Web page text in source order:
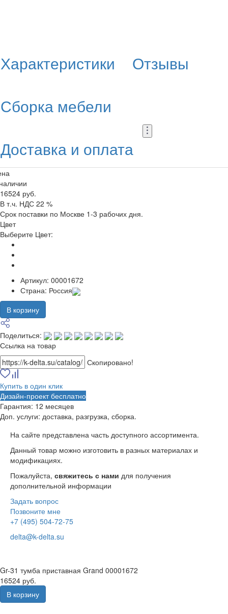
Характеристики
Отзывы
Сборка мебели
Доставка и оплата
16524 руб.
В т.ч. НДС 22 %
Срок поставки по Москве 1-3 рабочих дня.
Цвет
Выберите Цвет:
Артикул: 00001672
Страна: Россия
В корзину
Поделиться:
Ссылка на товар
Скопировано!
Купить в один клик
Дизайн-проект бесплатно
Гарантия: 12 месяцев
Доп. услуги: доставка, разгрузка, сборка.
На сайте представлена часть доступного ассортимента.
Данный товар можно изготовить в разных материалах и
модификациях.
Пожалуйста, свяжитесь с нами для получения
дополнительной информации
Задать вопрос
Позвоните мне
+7 (495) 504-72-75
delta@k-delta.su
Gr-31 тумба приставная Grand 00001672
16524 руб.
В корзину